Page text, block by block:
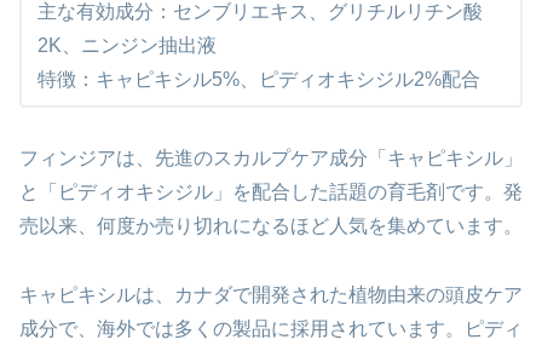
主な有効成分：センブリエキス、グリチルリチン酸
2K、ニンジン抽出液
特徴：キャピキシル5%、ピディオキシジル2%配合
フィンジアは、先進のスカルプケア成分「キャピキシル」
と「ピディオキシジル」を配合した話題の育毛剤です。発
売以来、何度か売り切れになるほど人気を集めています。
キャピキシルは、カナダで開発された植物由来の頭皮ケア
成分で、海外では多くの製品に採用されています。ピディ